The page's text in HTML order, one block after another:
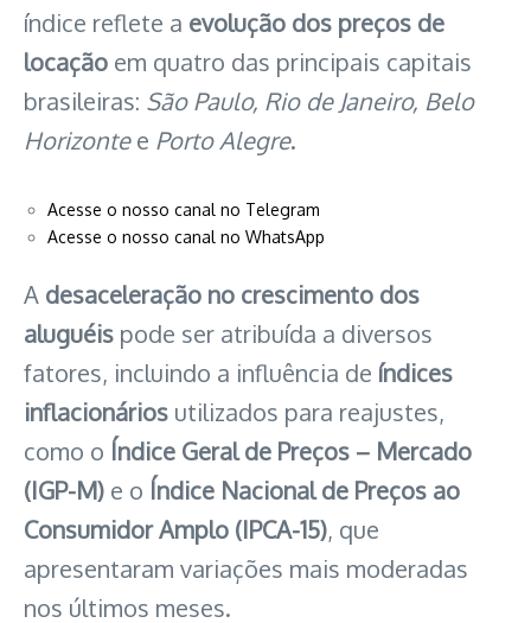
índice reflete a evolução dos preços de
locação em quatro das principais capitais
brasileiras: São Paulo, Rio de Janeiro, Belo
Horizontee Porto Alegre.
Acesse o nosso canal no Telegram
Acesse o nosso canal no WhatsApp
A desaceleração no crescimento dos
aluguéis pode ser atribuída a diversos
fatores, incluindo a influência de índices
inflacionários utilizados para reajustes,
como o Índice Geral de Preços – Mercado
(IGP-M) e o Índice Nacional de Preços ao
Consumidor Amplo (IPCA-15), que
apresentaram variações mais moderadas
nos últimos meses.